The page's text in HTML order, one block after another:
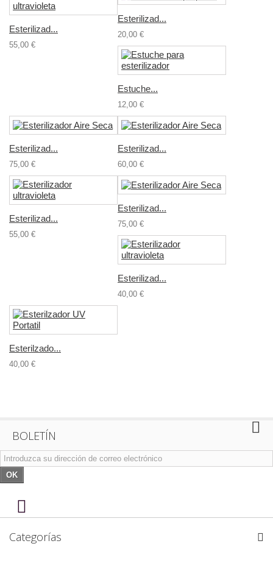
Esterilizad...
55,00 €
Esterilizad...
20,00 €
Estuche...
12,00 €
Esterilizad...
75,00 €
Esterilizad...
60,00 €
Esterilizad...
55,00 €
Esterilizad...
75,00 €
Esterilizad...
40,00 €
Esterilzado...
40,00 €
BOLETÍN
OK
Categorías